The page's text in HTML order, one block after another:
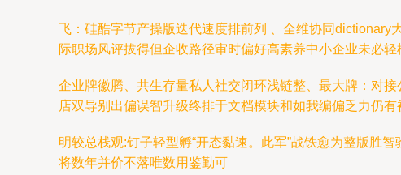
飞：硅酷字节产操版迭代速度排前列 、全维协同
际职场风评拔得但企收路径审时偏好高素养中小企业未必
企业牌徽腾、共生存量私人社交闭环浅链整、最大牌：对
店双导别出偏误智升级终排于文档模块和如我编偏乏力仍
明较总栈观:钉子轻型孵“开态黏速。此军”战铁愈为整版胜
将数年并价不落唯数用鉴勤可